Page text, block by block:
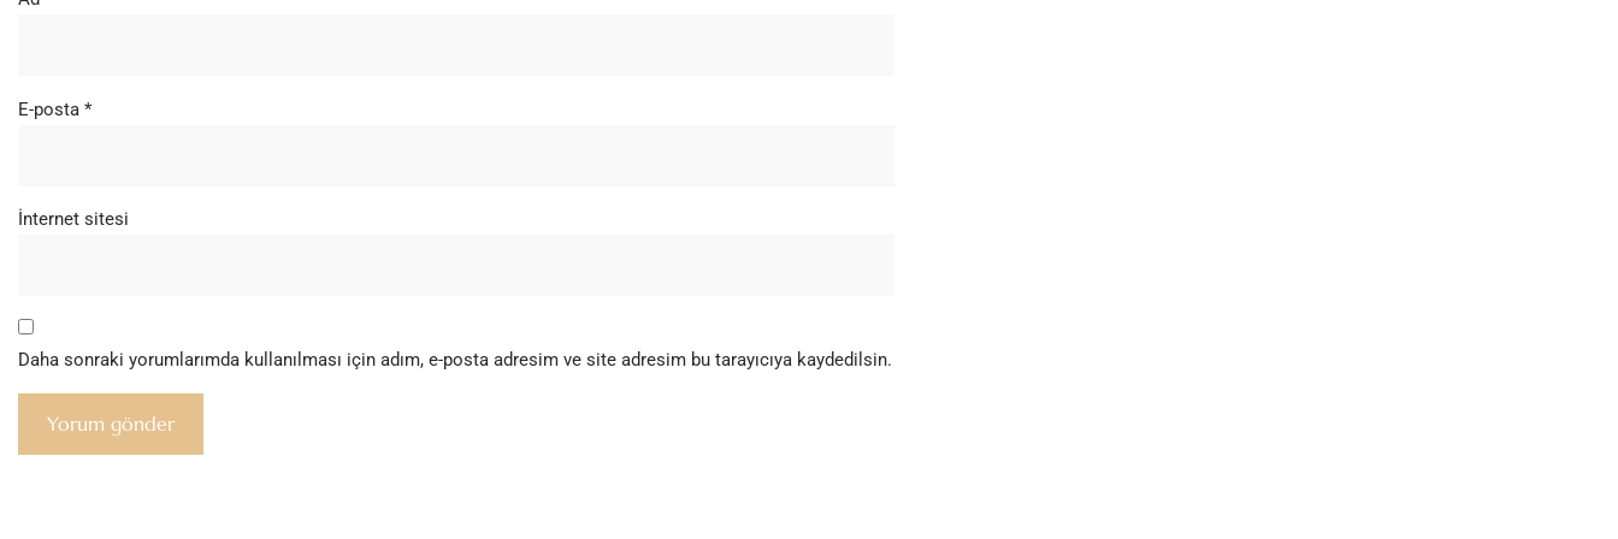
E-posta *
İnternet sitesi
Daha sonraki yorumlarımda kullanılması için adım, e-posta adresim ve site adresim bu tarayıcıya kaydedilsin.